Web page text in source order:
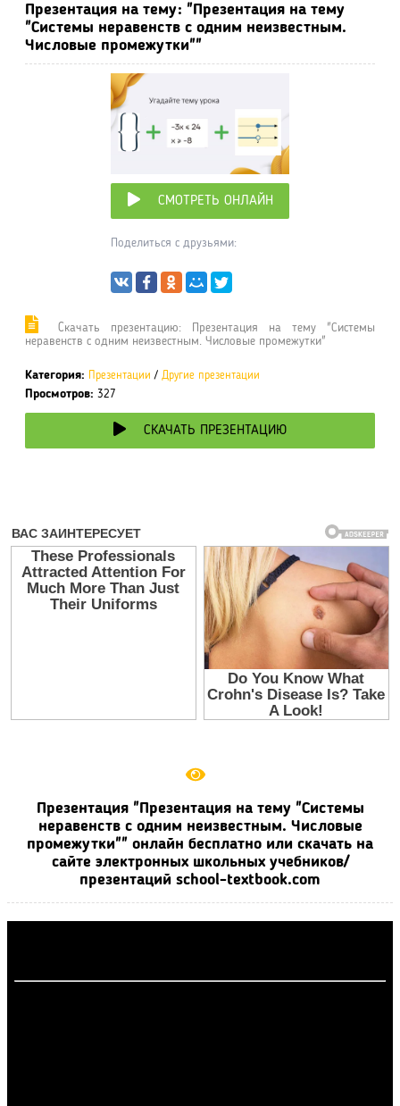
Презентация на тему: "Презентация на тему
"Системы неравенств с одним неизвестным.
Числовые промежутки""
СМОТРЕТЬ ОНЛАЙН
Поделиться с друзьями:
Cкачать презентацию: Презентация на тему "Системы
неравенств с одним неизвестным. Числовые промежутки"
Категория: Презентации / Другие презентации
Просмотров: 327
СКАЧАТЬ ПРЕЗЕНТАЦИЮ
Презентация "Презентация на тему "Системы
неравенств с одним неизвестным. Числовые
промежутки"" онлайн бесплатно или скачать на
сайте электронных школьных учебников/
презентаций school-textbook.com